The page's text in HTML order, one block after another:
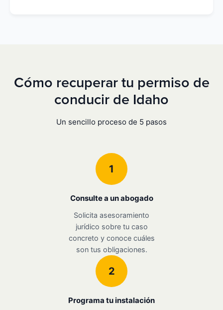
Cómo recuperar tu permiso de
conducir de Idaho
Un sencillo proceso de 5 pasos
1
Consulte a un abogado
Solicita asesoramiento
jurídico sobre tu caso
concreto y conoce cuáles
son tus obligaciones.
2
Programa tu instalación